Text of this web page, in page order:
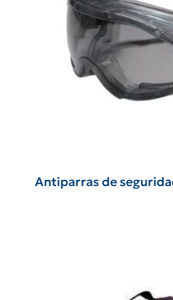
Antiparras de